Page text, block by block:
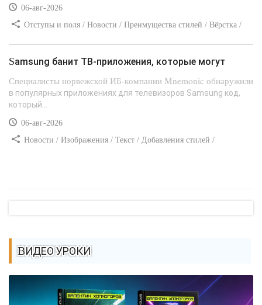
06-авг-2026
Отступы и поля / Новости / Преимущества стилей / Вёрстка /
Samsung банит ТВ-приложения, которые могут
Специалисты норвежской ИБ-компании Mnemonic обнаружили
в популярных приложениях для телевизоров Samsung код,
который...
06-авг-2026
Новости / Изображения / Текст / Добавления стилей /
ВИДЕО УРОКИ